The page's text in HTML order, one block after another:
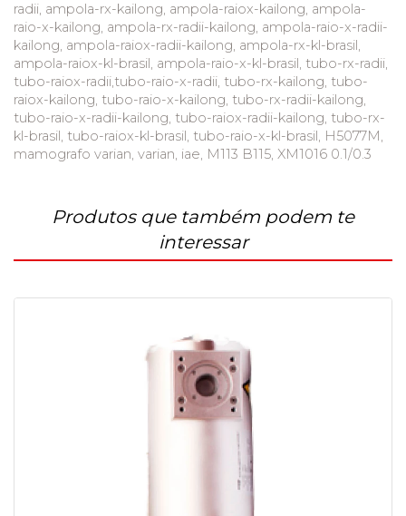
radii, ampola-rx-kailong, ampola-raiox-kailong, ampola-
raio-x-kailong, ampola-rx-radii-kailong, ampola-raio-x-radii-
kailong, ampola-raiox-radii-kailong, ampola-rx-kl-brasil,
ampola-raiox-kl-brasil, ampola-raio-x-kl-brasil, tubo-rx-radii,
tubo-raiox-radii,tubo-raio-x-radii, tubo-rx-kailong, tubo-
raiox-kailong, tubo-raio-x-kailong, tubo-rx-radii-kailong,
tubo-raio-x-radii-kailong, tubo-raiox-radii-kailong, tubo-rx-
kl-brasil, tubo-raiox-kl-brasil, tubo-raio-x-kl-brasil, H5077M,
mamografo varian, varian, iae, M113 B115, XM1016 0.1/0.3
Produtos que também podem te
interessar